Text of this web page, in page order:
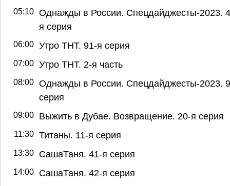
05:10 Однажды в России. Спецдайджесты-2023.
я серия
06:00 Утро ТНТ. 91-я серия
07:00 Утро ТНТ. 2-я часть
08:00 Однажды в России. Спецдайджесты-2023.
серия
09:00 Выжить в Дубае. Возвращение. 20-я серия
11:30 Титаны. 11-я серия
13:30 СашаТаня. 41-я серия
14:00 СашаТаня. 42-я серия